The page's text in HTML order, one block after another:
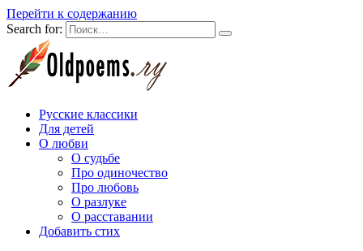
Перейти к содержанию
Search for:
Русские классики
Для детей
О любви
О судьбе
Про одиночество
Про любовь
О разлуке
О расставании
Добавить стих